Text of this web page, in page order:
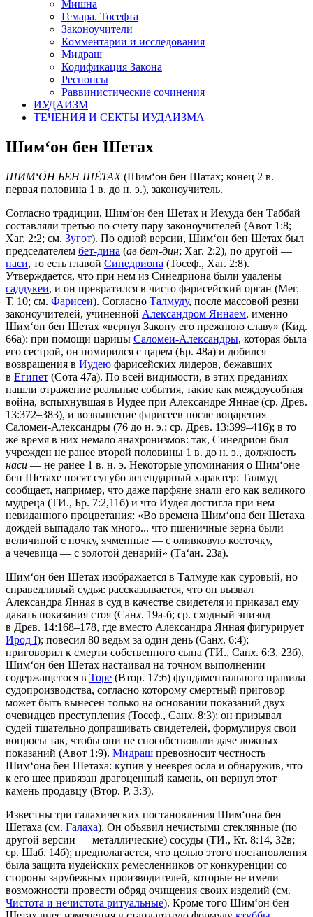
Мишна
Гемара. Тосефта
Законоучители
Комментарии и исследования
Мидраш
Кодификация Закона
Респонсы
Раввинистические сочинения
ИУДАИЗМ
ТЕЧЕНИЯ И СЕКТЫ ИУДАИЗМА
Шим‘он бен Шетах
ШИМ‘О́Н БЕН ШЕ́ТАХ(Шим‘он бен Шатах; конец 2 в. —
первая половина 1 в. до н. э.), законоучитель.
Согласно традиции, Шим‘он бен Шетах и Иехуда бен Таббай
составляли третью по счету пару законоучителей (Авот 1:8;
Хаг. 2:2; см. Зугот). По одной версии, Шим‘он бен Шетах был
председателем бет-дина (ав бет-дин; Хаг. 2:2), по другой —
наси, то есть главой Синедриона (Тосеф., Хаг. 2:8).
Утверждается, что при нем из Синедриона были удалены
саддукеи, и он превратился в чисто фарисейский орган (Мег.
Т. 10; см. Фарисеи). Согласно Талмуду, после массовой резни
законоучителей, учиненной Александром Яннаем, именно
Шим‘он бен Шетах «вернул Закону его прежнюю славу» (Кид.
66а): при помощи царицы Саломеи-Александры, которая была
его сестрой, он помирился с царем (Бр. 48а) и добился
возвращения в Иудею фарисейских лидеров, бежавших
в Египет (Сота 47а). По всей видимости, в этих преданиях
нашли отражение реальные события, такие как междоусобная
война, вспыхнувшая в Иудее при Александре Яннае (ср. Древ.
13:372–383), и возвышение фарисеев после воцарения
Саломеи-Александры (76 до н. э.; ср. Древ. 13:399–416); в то
же время в них немало анахронизмов: так, Синедрион был
учрежден не ранее второй половины 1 в. до н. э., должность
наси — не ранее 1 в. н. э. Некоторые упоминания о Шим‘оне
бен Шетахе носят сугубо легендарный характер: Талмуд
сообщает, например, что даже парфяне знали его как великого
мудреца (ТИ., Бр. 7:2,11б) и что Иудея достигла при нем
невиданного процветания: «Во времена Шим‘она бен Шетаха
дождей выпадало так много... что пшеничные зерна были
величиной с почку, ячменные — с оливковую косточку,
а чечевица — с золотой денарий» (Та‘ан. 23а).
Шим‘он бен Шетах изображается в Талмуде как суровый, но
справедливый судья: рассказывается, что он вызвал
Александра Янная в суд в качестве свидетеля и приказал ему
давать показания стоя (Санх. 19а-б; ср. сходный эпизод
в Древ. 14:168–178, где вместо Александра Янная фигурирует
Ирод I); повесил 80 ведьм за один день (Санх. 6:4);
приговорил к смерти собственного сына (ТИ., Санх. 6:3, 23б).
Шим‘он бен Шетах настаивал на точном выполнении
содержащегося в Торе (Втор. 17:6) фундаментального правила
судопроизводства, согласно которому смертный приговор
может быть вынесен только на основании показаний двух
очевидцев преступления (Тосеф., Санх. 8:3); он призывал
судей тщательно допрашивать свидетелей, формулируя свои
вопросы так, чтобы они не способствовали даче ложных
показаний (Авот 1:9). Мидраш превозносит честность
Шим‘она бен Шетаха: купив у нееврея осла и обнаружив, что
к его шее привязан драгоценный камень, он вернул этот
камень продавцу (Втор. Р. 3:3).
Известны три галахических постановления Шим‘она бен
Шетаха (см. Галаха). Он объявил нечистыми стеклянные (по
другой версии — металлические) сосуды (ТИ., Кт. 8:14, 32в;
ср. Шаб. 14б); предполагается, что целью этого постановления
была защита иудейских ремесленников от конкуренции со
стороны зарубежных производителей, которые не имели
возможности провести обряд очищения своих изделий (см.
Чистота и нечистота ритуальные). Кроме того Шим‘он бен